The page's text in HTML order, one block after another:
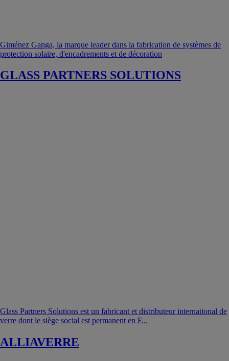
Giménez Ganga, la marque leader dans la fabrication de systèmes de
protection solaire, d'encadrements et de décoration
GLASS PARTNERS SOLUTIONS
Glass Partners Solutions est un fabricant et distributeur international de
verre dont le siège social est permanent en F...
ALLIAVERRE